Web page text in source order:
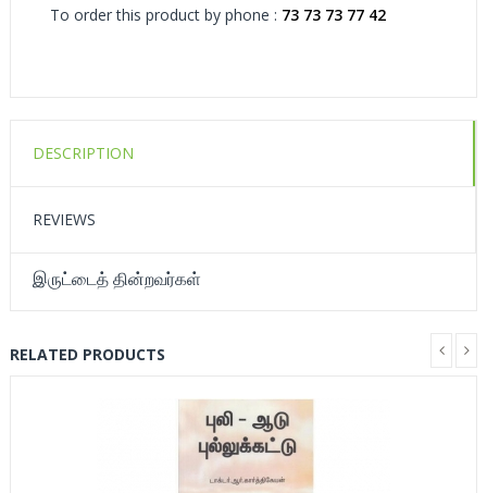
To order this product by phone : 73 73 73 77 42
DESCRIPTION
REVIEWS
இருட்டைத் தின்றவர்கள்
RELATED PRODUCTS